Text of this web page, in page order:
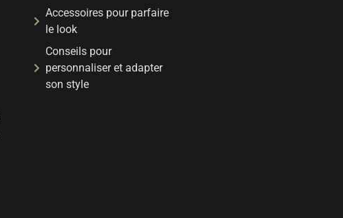
Accessoires pour parfaire
le look
Conseils pour
personnaliser et adapter
son style